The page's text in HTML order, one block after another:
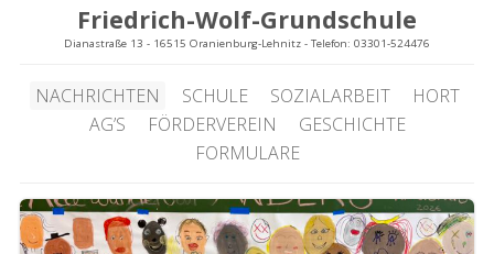
Friedrich-Wolf-Grundschule
Dianastraße 13 - 16515 Oranienburg-Lehnitz - Telefon: 03301-524476
NACHRICHTEN SCHULE SOZIALARBEIT
HORT
AG’S
FÖRDERVEREIN
GESCHICHTE
FORMULARE